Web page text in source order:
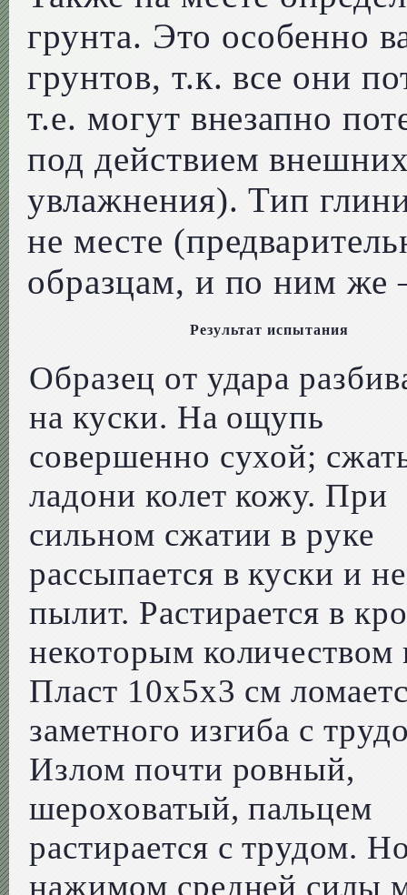
грунта. Это особенно
грунтов, т.к. все они
т.е. могут внезапно
под действием
увлажнения). Тип
не месте
образцам, и по ним же
Результат испытания
Образец от удара
на куски. На ощупь
совершенно сухой;
ладони колет кожу. При
сильном сжатии в руке
рассыпается в куски и
пылит. Растирается в
некоторым
Пласт 10х5х3 см
заметного изгиба с
Излом почти ровный,
шероховатый, пальцем
растирается с трудом.
нажимом средней силы